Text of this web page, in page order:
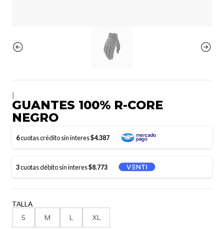
GUANTES 100% R-CORE
NEGRO
6cuotas crédito sin interes$4.387
3cuotas débito sin interes$8.773
TALLA
S M L XL